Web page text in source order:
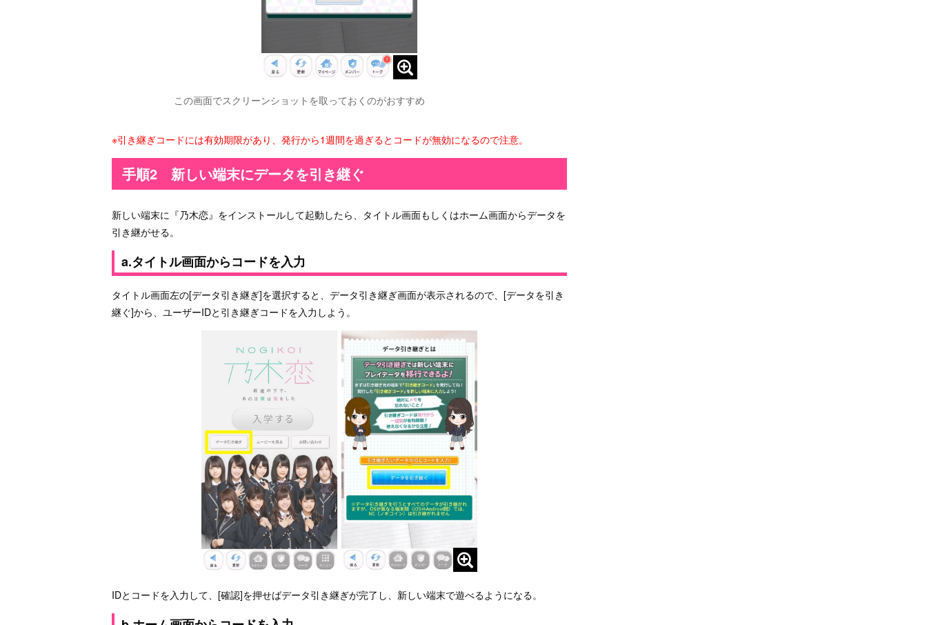
この画面でスクリーンショットを取っておくのがおすすめ
※引き継ぎコードには有効期限があり、発行から1週間を過ぎるとコードが無効になるので注意。
手順2 新しい端末にデータを引き継ぐ
新しい端末に『乃木恋』をインストールして起動したら、タイトル画面もしくはホーム画面からデータを
引き継がせる。
a.タイトル画面からコードを入力
タイトル画面左の[データ引き継ぎ]を選択すると、データ引き継ぎ画面が表示されるので、[データを引き
継ぐ]から、ユーザーIDと引き継ぎコードを入力しよう。
IDとコードを入力して、[確認]を押せばデータ引き継ぎが完了し、新しい端末で遊べるようになる。